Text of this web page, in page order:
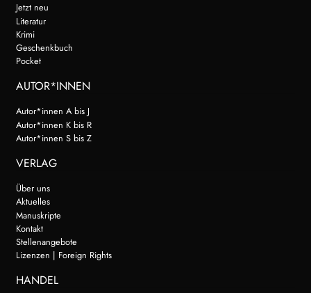
Jetzt neu
Literatur
Krimi
Geschenkbuch
Pocket
AUTOR*INNEN
Autor*innen A bis J
Autor*innen K bis R
Autor*innen S bis Z
VERLAG
Über uns
Aktuelles
Manuskripte
Kontakt
Stellenangebote
Lizenzen | Foreign Rights
HANDEL